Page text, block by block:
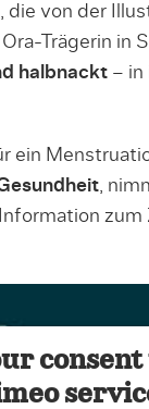
die von der
Trägerin in
halbnackt– in
ein
,
zum
consent